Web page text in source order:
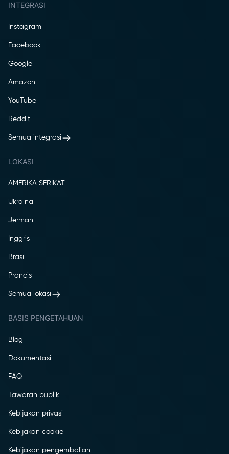
INTEGRASI
Instagram
Facebook
Google
Amazon
YouTube
Reddit
Semua integrasi
LOKASI
AMERIKA SERIKAT
Ukraina
Jerman
Inggris
Brasil
Prancis
Semua lokasi
BASIS PENGETAHUAN
Blog
Dokumentasi
FAQ
Tawaran publik
Kebijakan privasi
Kebijakan cookie
Kebijakan pengembalian